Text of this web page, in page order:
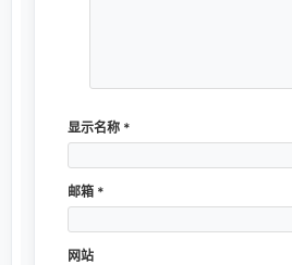
显示名称 *
邮箱 *
网站